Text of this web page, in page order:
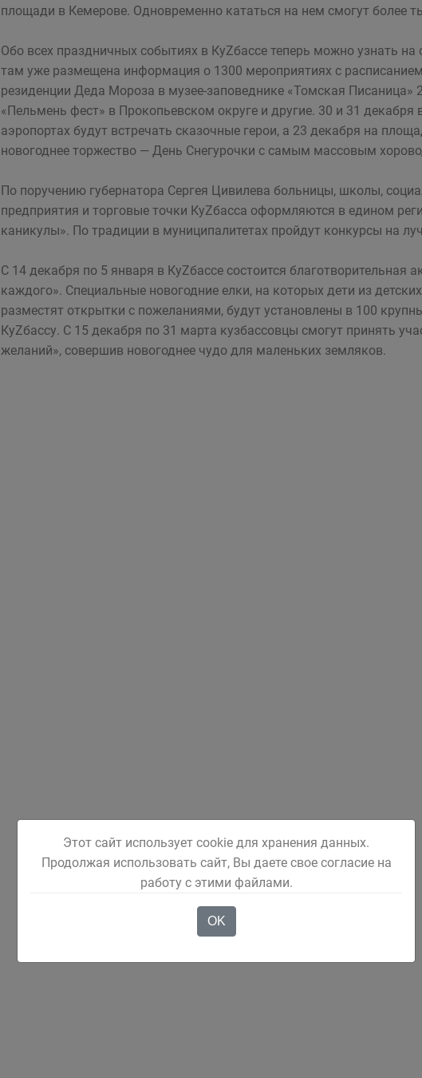
площади в Кемерове. Одновременно кататься на нем смогут более
Обо всех праздничных событиях в КуZбассе теперь можно узнать на
там уже размещена информация о 1300 мероприятиях с
резиденции Деда Мороза в музее-заповеднике «Томская Писаница»
«Пельмень фест» в Прокопьевском округе и другие. 30 и 31 декабря
аэропортах будут встречать сказочные герои, а 23 декабря на
новогоднее торжество — День Снегурочки с самым массовым
По поручению губернатора Сергея Цивилева больницы, школы,
предприятия и торговые точки КуZбасса оформляются в едином
каникулы». По традиции в муниципалитетах пройдут конкурсы на
С 14 декабря по 5 января в КуZбассе состоится благотворительная
каждого». Специальные новогодние елки, на которых дети из
разместят открытки с пожеланиями, будут установлены в 100
КуZбассу. С 15 декабря по 31 марта кузбассовцы смогут принять
желаний», совершив новогоднее чудо для маленьких земляков.
Этот сайт использует cookie для хранения данных.
Продолжая использовать сайт, Вы даете свое согласие на
работу с этими файлами.
OK